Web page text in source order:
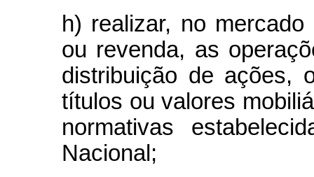
h) realizar, no
ou revenda, as
distribuição de ações,
títulos ou valores
normativas
Nacional;